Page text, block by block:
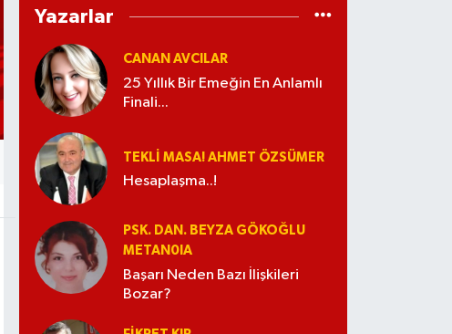
Yazarlar
CANAN AVCILAR
25 Yıllık Bir Emeğin En Anlamlı
Finali...
TEKLI MASA! AHMET ÖZSÜMER
Hesaplaşma..!
PSK. DAN. BEYZA GÖKOĞLU
METAN0IA
Başarı Neden Bazı İlişkileri
Bozar?